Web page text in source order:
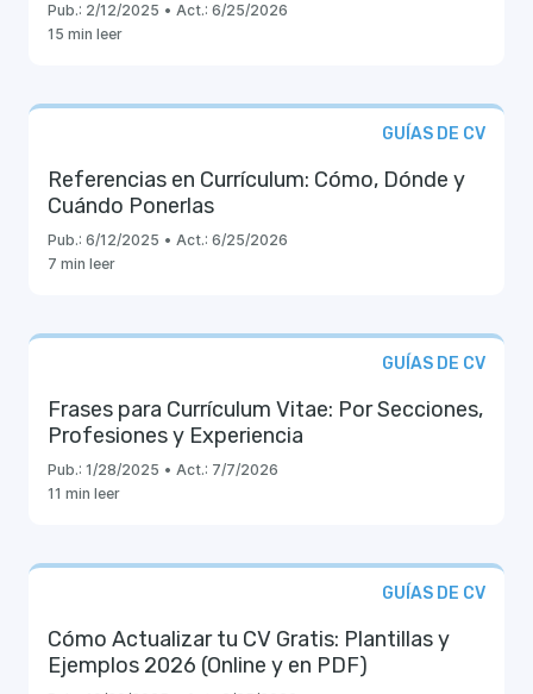
Pub.: 2/12/2025 • Act.: 6/25/2026
15 min leer
GUÍAS DE CV
Referencias en Currículum: Cómo, Dónde y
Cuándo Ponerlas
Pub.: 6/12/2025 • Act.: 6/25/2026
7 min leer
GUÍAS DE CV
Frases para Currículum Vitae: Por Secciones,
Profesiones y Experiencia
Pub.: 1/28/2025 • Act.: 7/7/2026
11 min leer
GUÍAS DE CV
Cómo Actualizar tu CV Gratis: Plantillas y
Ejemplos 2026 (Online y en PDF)